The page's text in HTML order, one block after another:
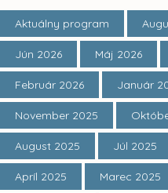
Aktuálny program
Jún 2026 Máj 2026
Február 2026 Január
November 2025
August 2025 Júl 2025
Apríl 2025 Marec 2025